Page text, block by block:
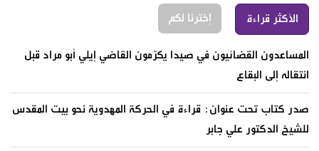
الأكثر قراءة إخترنا لكم
المساعدون القضائيون في صيدا يكرّمون القاضي إيلي أبو مراد قبل
انتقاله إلى البقاع
صدر كتاب تحت عنوان: قراءة في الحركة المهدوية نحو بيت المقدس
للشيخ الدكتور علي جابر